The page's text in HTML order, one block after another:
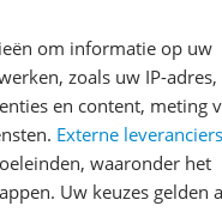
-5%
om informatie op uw
zoals uw IP-
en content, meting
Externe leveranciers
waaronder het
Uw keuzes gelden